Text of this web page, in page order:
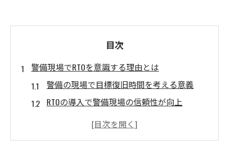
目次
警備現場でRTOを意識する理由とは
警備の現場で目標復旧時間を考える意義
RTOの導入で警備現場の信頼性が向上
警備業務のRTO設定が事業継続に果たす役割